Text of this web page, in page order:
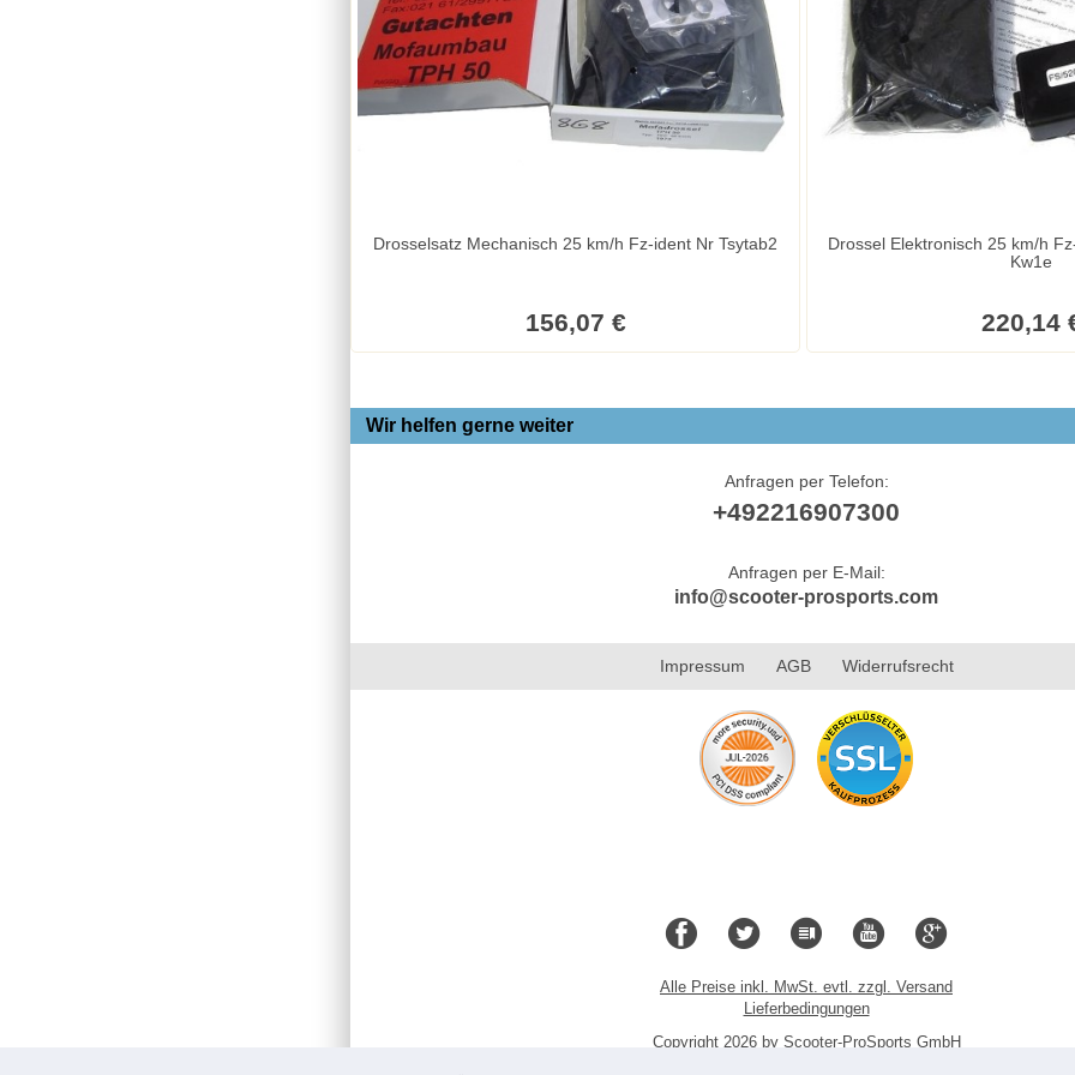
Drosselsatz Mechanisch 25 km/h Fz-ident Nr Tsytab2
156,07 €
Drossel Elektronisch 25 km/h Fz-typ: Tab2 - Motortyp:
Kw1e
220,14
Wir helfen gerne weiter
Anfragen per Telefon:
+492216907300
Anfragen per E-Mail:
info@scooter-prosports.com
Impressum AGB Widerrufsrecht
Alle Preise inkl. MwSt. evtl. zzgl. Versand
Lieferbedingungen
Copyright 2026 by Scooter-ProSports GmbH